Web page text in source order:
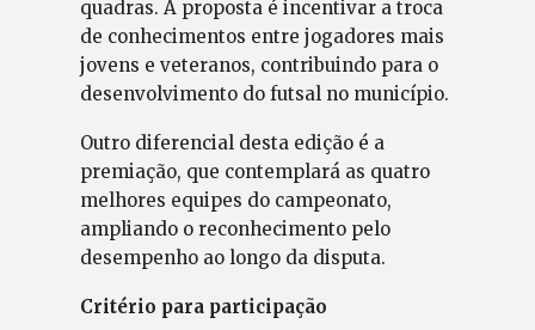
quadras. A proposta é incentivar a troca
de conhecimentos entre jogadores mais
jovens e veteranos, contribuindo para o
desenvolvimento do futsal no município.
Outro diferencial desta edição é a
premiação, que contemplará as quatro
melhores equipes do campeonato,
ampliando o reconhecimento pelo
desempenho ao longo da disputa.
Critério para participação